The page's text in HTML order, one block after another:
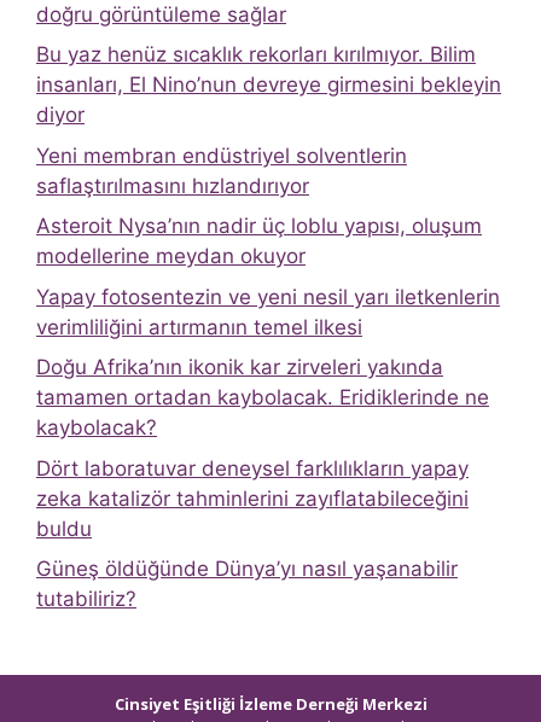
doğru görüntüleme sağlar
Bu yaz henüz sıcaklık rekorları kırılmıyor. Bilim
insanları, El Nino’nun devreye girmesini bekleyin
diyor
Yeni membran endüstriyel solventlerin
saflaştırılmasını hızlandırıyor
Asteroit Nysa’nın nadir üç loblu yapısı, oluşum
modellerine meydan okuyor
Yapay fotosentezin ve yeni nesil yarı iletkenlerin
verimliliğini artırmanın temel ilkesi
Doğu Afrika’nın ikonik kar zirveleri yakında
tamamen ortadan kaybolacak. Eridiklerinde ne
kaybolacak?
Dört laboratuvar deneysel farklılıkların yapay
zeka katalizör tahminlerini zayıflatabileceğini
buldu
Güneş öldüğünde Dünya’yı nasıl yaşanabilir
tutabiliriz?
Cinsiyet Eşitliği İzleme Derneği Merkezi